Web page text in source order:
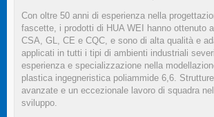
Con oltre 50 anni di esperienza nella
fascette, i prodotti di HUA WEI hanno ottenuto
CSA, GL, CE e CQC, e sono di alta qualità e
applicati in tutti i tipi di ambienti industriali
esperienza e specializzazione nella
plastica ingegneristica poliammide 6,6.
avanzate e un eccezionale lavoro di squadra
sviluppo.